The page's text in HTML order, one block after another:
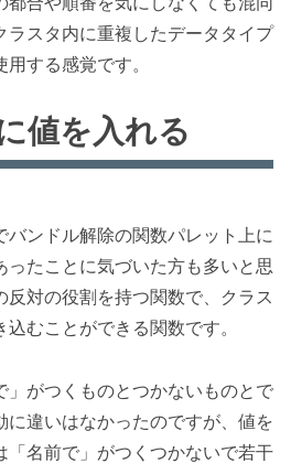
ラスタ内に重複したデータタイプ
する感覚です。
値を入れる
バンドル解除の関数パレット上に
ったことに気づいた方も多いと思
反対の役割を持つ関数で、クラス
むことができる関数です。
」がつくものとつかないものとで
に違いはなかったのですが、値を
「名前で」がつくつかないで若干